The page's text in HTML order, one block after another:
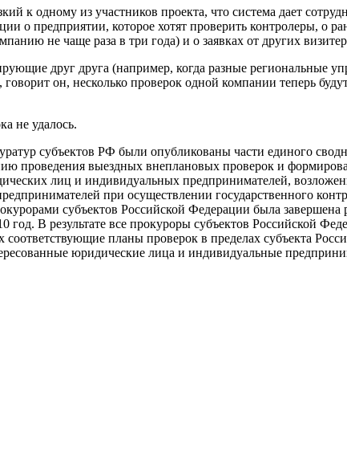
к одному из участников проекта, что система дает
о предприятии, которое хотят проверить контролеры, о
не чаще раза в три года) и о заявках от других
друг друга (например, когда разные региональные
он, несколько проверок одной компании теперь
не удалось.
субъектов РФ были опубликованы части единого
проведения выездных внеплановых проверок и
лиц и индивидуальных предпринимателей,
при осуществлении государственного
субъектов Российской Федерации была
год. В результате все прокуроры субъектов Российской
соответствующие планы проверок в пределах субъекта
юридические лица и индивидуальные